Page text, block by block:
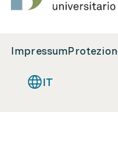
Impressum
IT